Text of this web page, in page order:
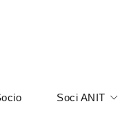
Soci ANIT